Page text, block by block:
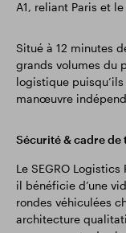
A1, reliant Paris et
Situé à 12 minutes
grands volumes du
logistique
manœuvre
Sécurité & cadre de
Le SEGRO
il bénéficie d’une
rondes véhiculées
architecture